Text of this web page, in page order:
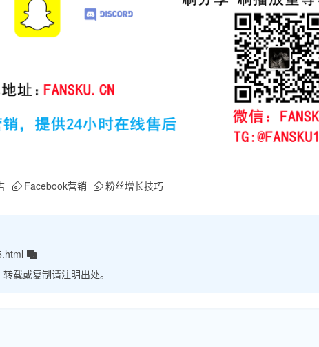
Facebook营销 粉丝增长技巧
载或复制请注明出处。